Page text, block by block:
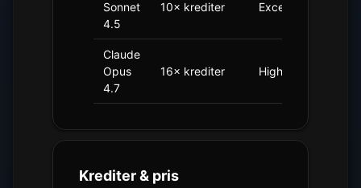
Sonnet
4.5
10× krediter Excellent
Claude
Opus
4.7
16× krediter Highest
Krediter & pris